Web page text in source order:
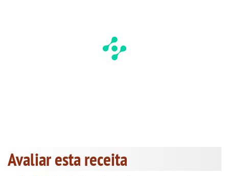
Avaliar esta receita